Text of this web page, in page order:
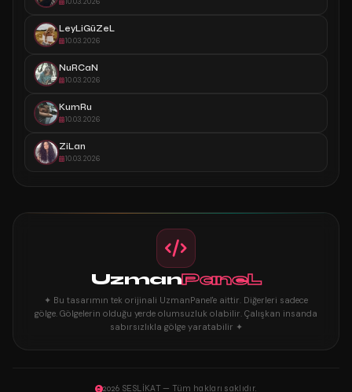
LeyLiGüZeL
10.03.2026
NuRCaN
10.03.2026
KumRu
10.03.2026
ZiLan
10.03.2026
UzmanPaneL
✦ Bu tasarımın tek orijinali UzmanPanel'e aittir. Diğerleri sadece
gölge. Gölgelerin olduğu yerde olumsuzluk olabilir. Çalışkan insanda
sabırsızlıkla gölge yaratabilir ✦
2026 SESLİKAT — Tüm hakları saklıdır.